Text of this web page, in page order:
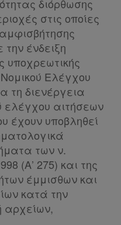
διόρθωσης
στις οποίες
ένδειξη
υποχρεωτικής
Ελέγχου
τη διενέργεια
ελέγχου αιτήσεων
έχουν υποβληθεί
των ν.
(Α’ 275) και της
έμμισθων και
κατά την